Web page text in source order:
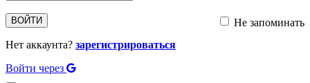
ВОЙТИ
Не запоминать
Нет аккаунта? зарегистрироваться
Войти через